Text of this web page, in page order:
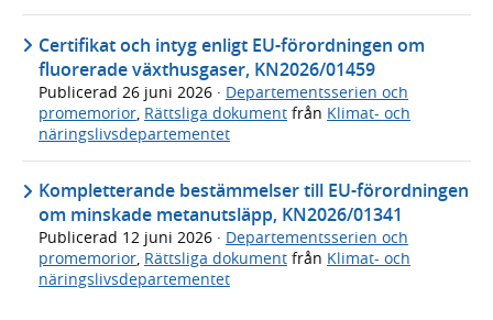
Certifikat och intyg enligt EU-förordningen om
fluorerade växthusgaser, KN2026/01459
Publicerad 26 juni 2026 · Departementsserien och
promemorior Rättsliga dokument från Klimat- och
näringslivsdepartementet
Kompletterande bestämmelser till EU-förordningen
om minskade metanutsläpp, KN2026/01341
Publicerad 12 juni 2026 · Departementsserien och
promemorior, Rättsliga dokument från Klimat- och
näringslivsdepartementet